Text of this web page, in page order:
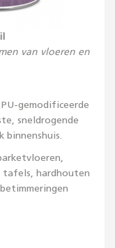
van vloeren en
gemodificeerde
sneldrogende
binnenshuis.
tafels, hardhouten